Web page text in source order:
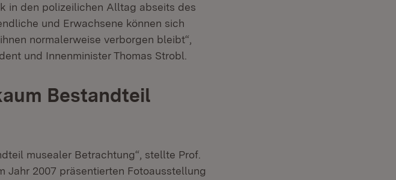
in den polizeilichen Alltag abseits des
und Erwachsene können sich
normalerweise verborgen bleibt“,
und Innenminister Thomas Strobl.
Bestandteil
musealer Betrachtung“, stellte Prof.
Jahr 2007 präsentierten Fotoausstellung